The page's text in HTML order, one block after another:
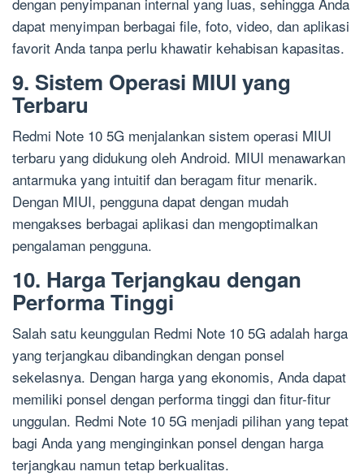
dapat menyimpan berbagai file, foto, video, dan aplikasi
favorit Anda tanpa perlu khawatir kehabisan kapasitas.
9. Sistem Operasi MIUI yang
Terbaru
Redmi Note 10 5G menjalankan sistem operasi MIUI
terbaru yang didukung oleh Android. MIUI menawarkan
antarmuka yang intuitif dan beragam fitur menarik.
Dengan MIUI, pengguna dapat dengan mudah
mengakses berbagai aplikasi dan mengoptimalkan
pengalaman pengguna.
10. Harga Terjangkau dengan
Performa Tinggi
Salah satu keunggulan Redmi Note 10 5G adalah harga
yang terjangkau dibandingkan dengan ponsel
sekelasnya. Dengan harga yang ekonomis, Anda dapat
memiliki ponsel dengan performa tinggi dan fitur-fitur
unggulan. Redmi Note 10 5G menjadi pilihan yang tepat
bagi Anda yang menginginkan ponsel dengan harga
terjangkau namun tetap berkualitas.